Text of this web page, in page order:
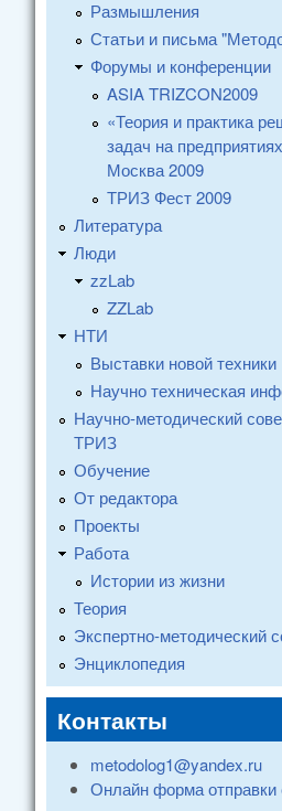
Размышления
Статьи и письма
Форумы и конференции
ASIA TRIZCON2009
«Теория и практика
задач на
Москва 2009
ТРИЗ Фест 2009
Литература
Люди
zzLab
ZZLab
НТИ
Выставки новой техники
Научно техническая
Научно-методический
ТРИЗ
Обучение
От редактора
Проекты
Работа
Истории из жизни
Теория
Экспертно-методический
Энциклопедия
Контакты
metodolog1@yandex.ru
Онлайн форма